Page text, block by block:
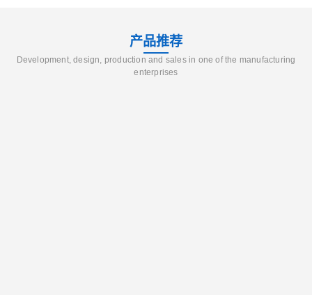
产品推荐
Development, design, production and sales in one of the manufacturing
enterprises